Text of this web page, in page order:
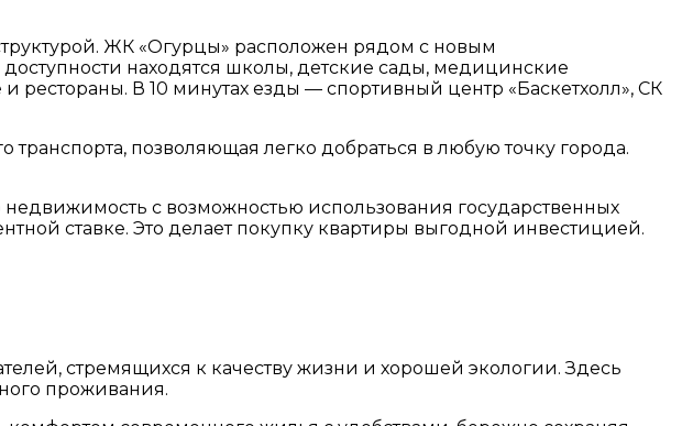
ЖК «Огурцы» расположен рядом с новым
находятся школы, детские сады, медицинские
рестораны. В 10 минутах езды — спортивный центр «Баскетхолл», СК
позволяющая легко добраться в любую точку города.
с возможностью использования государственных
ставке. Это делает покупку квартиры выгодной инвестицией.
стремящихся к качеству жизни и хорошей экологии. Здесь
проживания.